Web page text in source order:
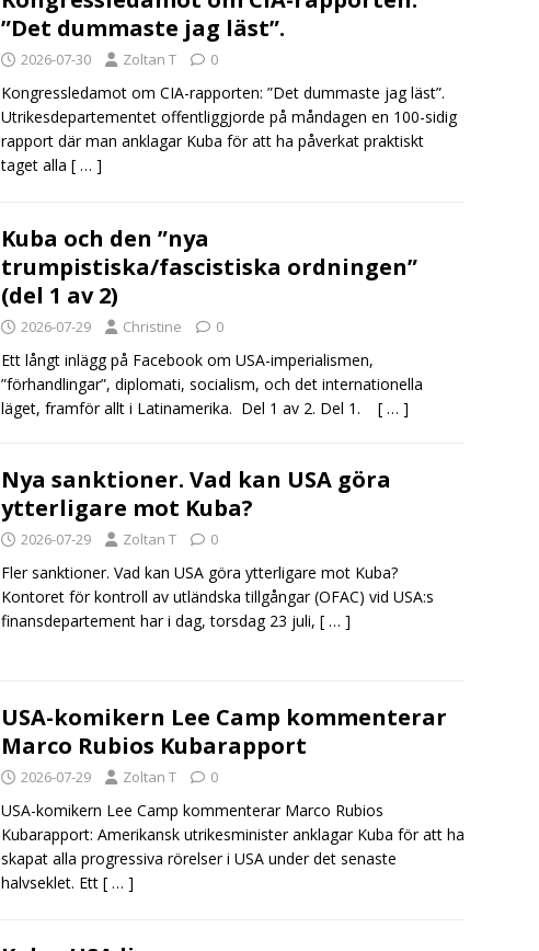
”Det dummaste jag läst”.
2026-07-30 Zoltan T 0
Kongressledamot om CIA-rapporten: ”Det dummaste jag läst”.
Utrikesdepartementet offentliggjorde på måndagen en 100-sidig
rapport där man anklagar Kuba för att ha påverkat praktiskt
taget alla [ … ]
Kuba och den ”nya
trumpistiska/fascistiska ordningen”
(del 1 av 2)
2026-07-29 Christine 0
Ett långt inlägg på Facebook om USA-imperialismen,
”förhandlingar”, diplomati, socialism, och det internationella
läget, framför allt i Latinamerika. Del 1 av 2. Del 1. [ … ]
Nya sanktioner. Vad kan USA göra
ytterligare mot Kuba?
2026-07-29 Zoltan T 0
Fler sanktioner. Vad kan USA göra ytterligare mot Kuba?
Kontoret för kontroll av utländska tillgångar (OFAC) vid USA:s
finansdepartement har i dag, torsdag 23 juli, [ … ]
USA-komikern Lee Camp kommenterar
Marco Rubios Kubarapport
2026-07-29 Zoltan T 0
USA-komikern Lee Camp kommenterar Marco Rubios
Kubarapport: Amerikansk utrikesminister anklagar Kuba för att ha
skapat alla progressiva rörelser i USA under det senaste
halvseklet. Ett [ … ]